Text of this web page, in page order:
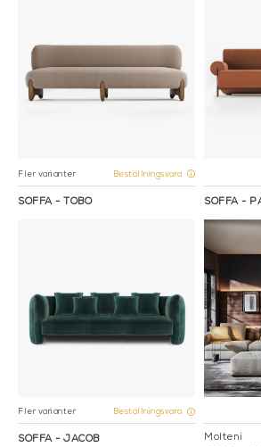
Fler varianter Beställningsvara
SOFFA - TOBO SOFFA -
Fler varianter Beställningsvara
SOFFA - JACOB
Molteni